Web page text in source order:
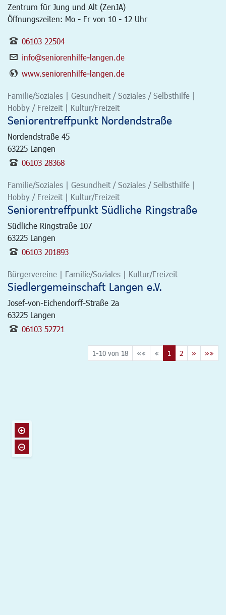
Zentrum für Jung und Alt (ZenJA)
Öffnungszeiten: Mo - Fr von 10 - 12 Uhr
06103 22504
info@seniorenhilfe-langen.de
www.seniorenhilfe-langen.de
Familie/Soziales | Gesundheit / Soziales / Selbsthilfe |
Hobby / Freizeit | Kultur/Freizeit
Seniorentreffpunkt Nordendstraße
Nordendstraße 45
63225 Langen
06103 28368
Familie/Soziales | Gesundheit / Soziales / Selbsthilfe |
Hobby / Freizeit | Kultur/Freizeit
Seniorentreffpunkt Südliche Ringstraße
Südliche Ringstraße 107
63225 Langen
06103 201893
Bürgervereine | Familie/Soziales | Kultur/Freizeit
Siedlergemeinschaft Langen e.V.
Josef-von-Eichendorff-Straße 2a
63225 Langen
06103 52721
1-10 von 18 «« « 1 2 » »»